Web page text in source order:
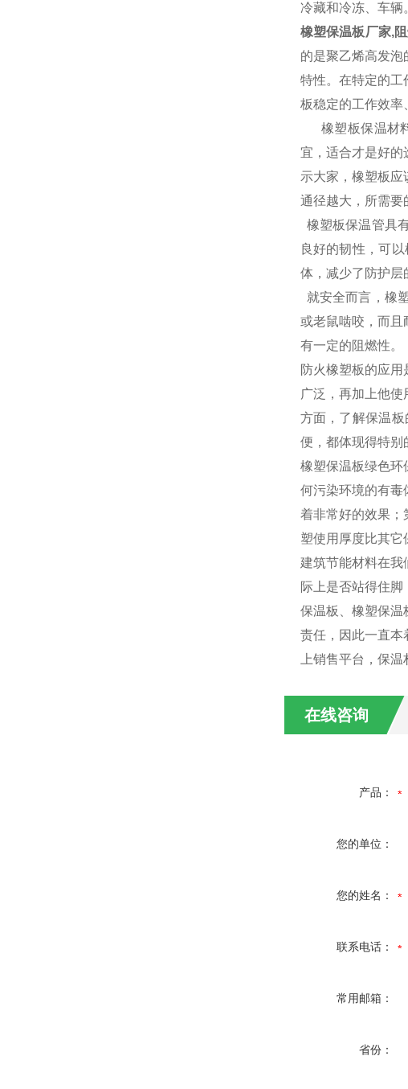
冷藏和冷冻、车辆。
橡塑保温板厂家,
的是聚乙烯高发
特性。在特定的工
板稳定的工作效率
橡塑板保温材料
宜，适合才是好
示大家，橡塑板
通径越大，所需要
橡塑板保温管具
良好的韧性，可
体，减少了防护层
就安全而言，橡
或老鼠啮咬，而且
有一定的阻燃性。
防火橡塑板的应
广泛，再加上他
方面，了解保温
便，都体现得特别
橡塑保温板绿色环
何污染环境的有毒
着非常好的效果；
塑使用厚度比其它
建筑节能材料在我
际上是否站得住
保温板、橡塑保温
责任，因此一直本
上销售平台，保
在线咨询
产品：
您的单位：
您的姓名：
联系电话：
常用邮箱：
省份：